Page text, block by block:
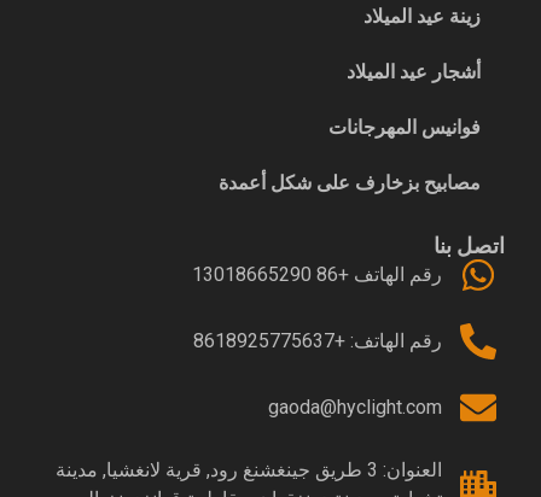
زينة عيد الميلاد
أشجار عيد الميلاد
فوانيس المهرجانات
مصابيح بزخارف على شكل أعمدة
اتصل بنا
رقم الهاتف +86 13018665290
رقم الهاتف: +8618925775637
gaoda@hyclight.com
العنوان: 3 طريق جينغشنغ رود, قرية لانغشيا, مدينة